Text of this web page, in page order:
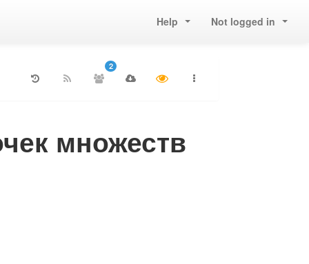
Help Not logged in
2
множеств